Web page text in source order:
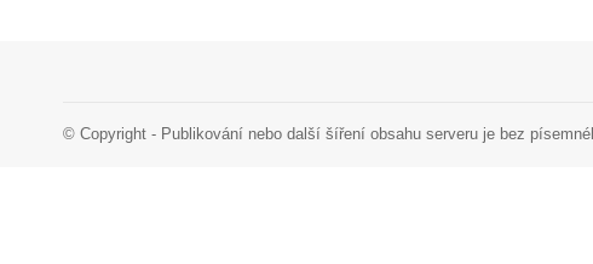
© Copyright - Publikování nebo další šíření obsahu serveru je bez